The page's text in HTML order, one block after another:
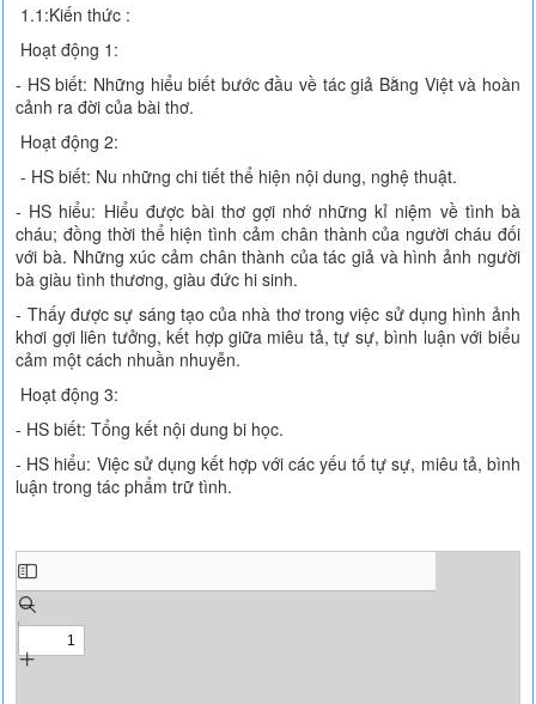
1.1:Kiến thức :
Hoạt động 1:
- HS biết: Những hiểu biết bước đầu về tác giả Bằng Việt và hoàn
cảnh ra đời của bài thơ.
Hoạt động 2:
- HS biết: Nu những chi tiết thể hiện nội dung, nghệ thuật.
- HS hiểu: Hiểu được bài thơ gợi nhớ những kỉ niệm về tình bà
cháu; đồng thời thể hiện tình cảm chân thành của người cháu đối
với bà. Những xúc cảm chân thành của tác giả và hình ảnh người
bà giàu tình thương, giàu đức hi sinh.
- Thấy được sự sáng tạo của nhà thơ trong việc sử dụng hình ảnh
khơi gợi liên tưởng, kết hợp giữa miêu tả, tự sự, bình luận với biểu
cảm một cách nhuần nhuyễn.
Hoạt động 3:
- HS biết: Tổng kết nội dung bi học.
- HS hiểu: Việc sử dụng kết hợp với các yếu tố tự sự, miêu tả, bình
luận trong tác phẩm trữ tình.